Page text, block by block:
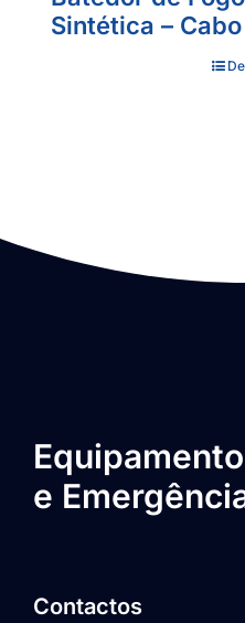
Sintética –
e
Contactos